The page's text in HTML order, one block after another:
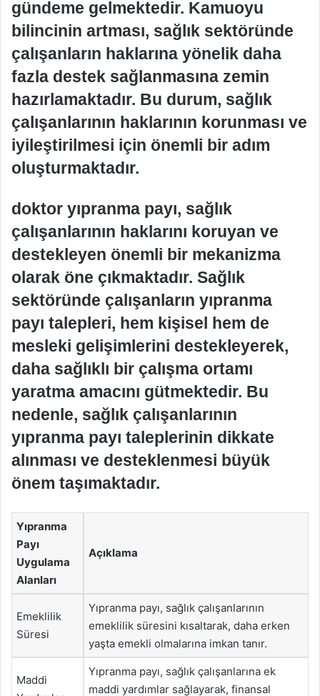
gündeme gelmektedir. Kamuoyu
bilincinin artması, sağlık sektöründe
çalışanların haklarına yönelik daha
fazla destek sağlanmasına zemin
hazırlamaktadır. Bu durum, sağlık
çalışanlarının haklarının korunması ve
iyileştirilmesi için önemli bir adım
oluşturmaktadır.
doktor yıpranma payı, sağlık
çalışanlarının haklarını koruyan ve
destekleyen önemli bir mekanizma
olarak öne çıkmaktadır. Sağlık
sektöründe çalışanların yıpranma
payı talepleri, hem kişisel hem de
mesleki gelişimlerini destekleyerek,
daha sağlıklı bir çalışma ortamı
yaratma amacını gütmektedir. Bu
nedenle, sağlık çalışanlarının
yıpranma payı taleplerinin dikkate
alınması ve desteklenmesi büyük
önem taşımaktadır.
Yıpranma
Payı
Uygulama
Alanları
Açıklama
Emeklilik
Süresi
Yıpranma payı, sağlık çalışanlarının
emeklilik süresini kısaltarak, daha erken
yaşta emekli olmalarına imkan tanır.
Maddi
Yıpranma payı, sağlık çalışanlarına ek
maddi yardımlar sağlayarak, finansal